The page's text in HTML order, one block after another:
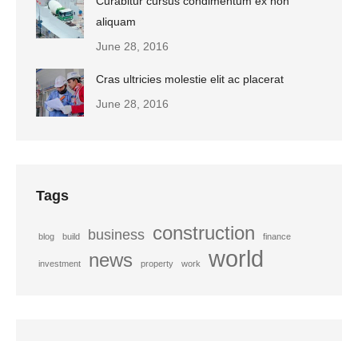
aliquam
June 28, 2016
Cras ultricies molestie elit ac placerat
June 28, 2016
Tags
blog build business construction finance
investment news property work world